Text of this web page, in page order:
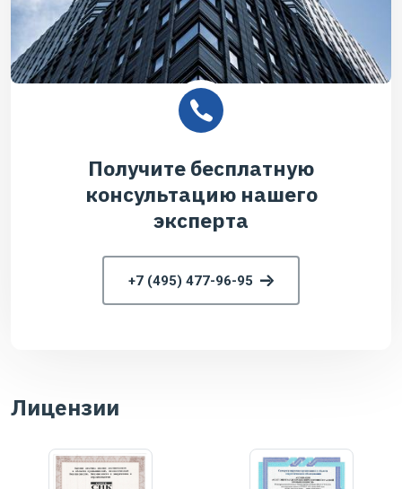
Получите бесплатную
консультацию нашего
эксперта
+7 (495) 477-96-95
Лицензии